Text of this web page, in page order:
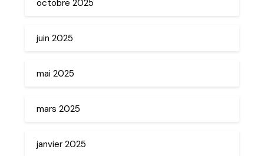
octobre 2025
juin 2025
mai 2025
mars 2025
janvier 2025